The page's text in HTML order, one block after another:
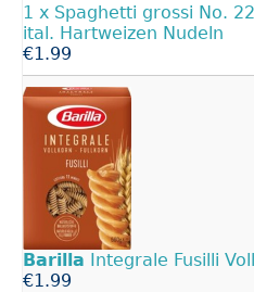
1 x Spaghetti grossi No.
ital. Hartweizen Nudeln
€1.99
Barilla Integrale Fusilli
€1.99